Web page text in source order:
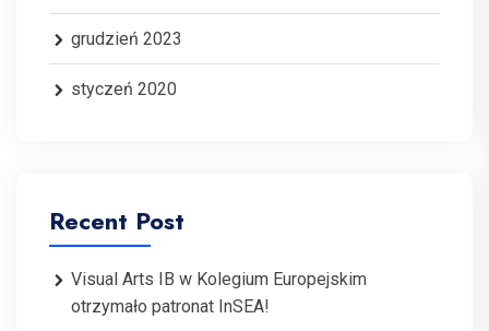
grudzień 2023
styczeń 2020
Recent Post
Visual Arts IB w Kolegium Europejskim
otrzymało patronat InSEA!